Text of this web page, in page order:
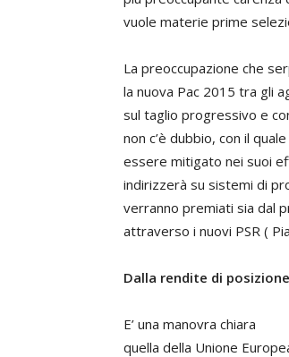
vuole materie prime
La preoccupazione che
la nuova Pac 2015 tra gli
sul taglio progressivo e
non c’è dubbio, con il
essere mitigato nei suoi
indirizzerà su sistemi di
verranno premiati sia dal
attraverso i nuovi PSR (
Dalla rendite di
E’ una manovra chiara
quella della Unione